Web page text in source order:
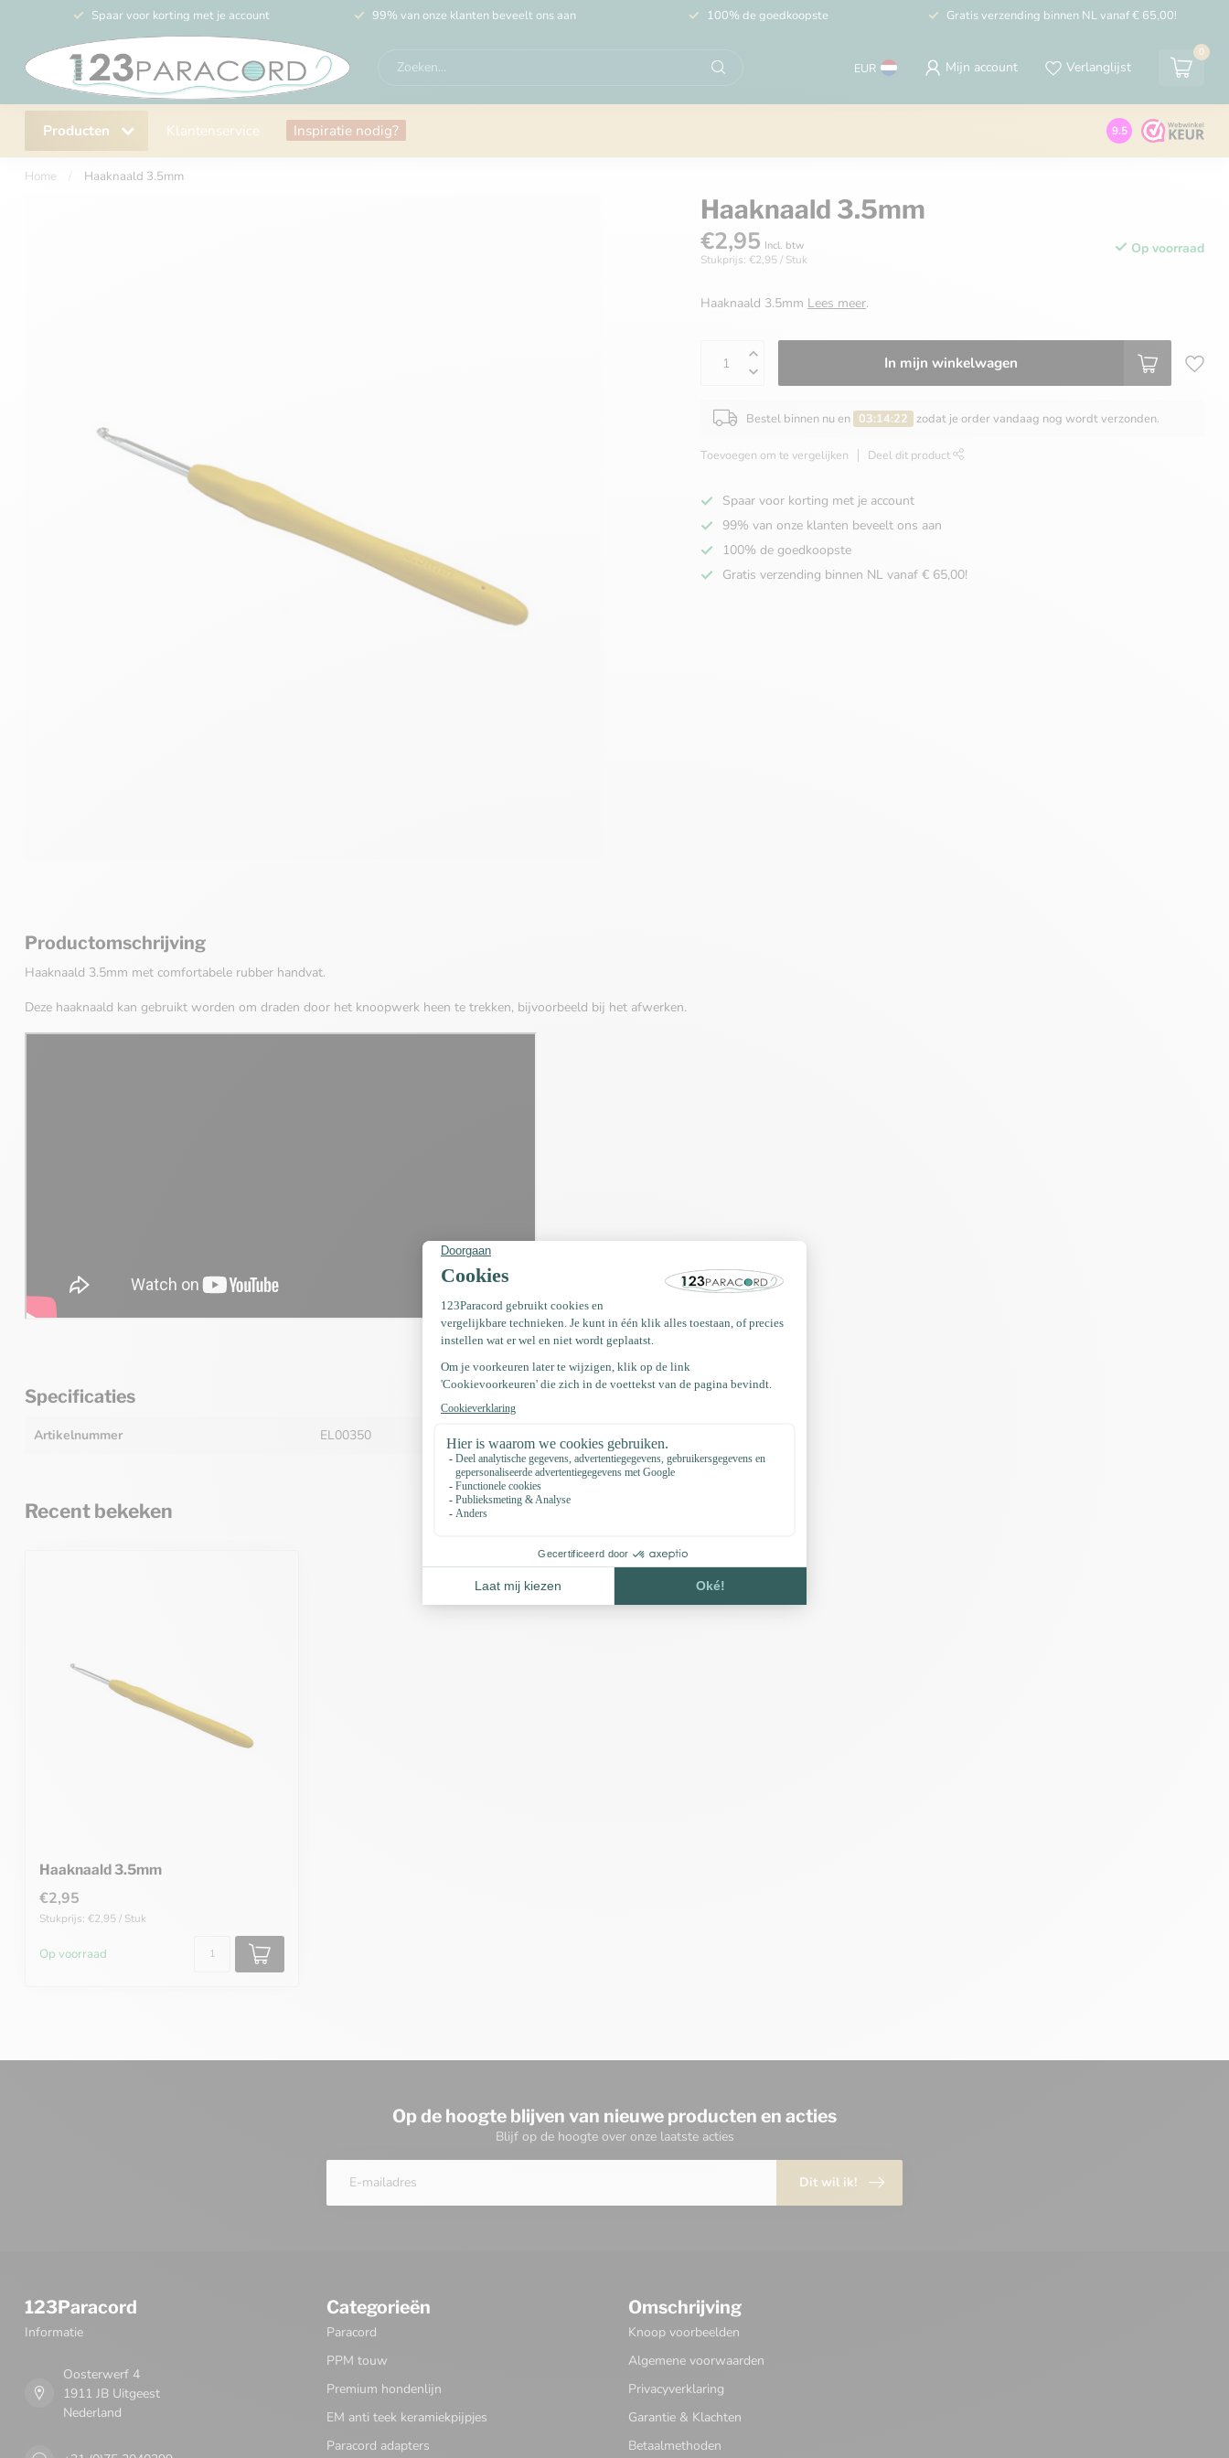
Spaar voor korting met je account 99% van onze klanten beveelt ons aan 100% de goedkoopste Gratis verzending binnen NL vanaf € 65,00!
EUR Mijn account Verlanglijst
0
Producten Klantenservice Inspiratie nodig? 9.5
Home Haaknaald 3.5mm
Haaknaald 3.5mm
€2,95 Incl. btw
Stukprijs: €2,95 / Stuk
Op voorraad
Haaknaald 3.5mm Lees meer.
In mijn winkelwagen
Bestel binnen nu en 03:14:22 zodat je order vandaag nog wordt verzonden.
Toevoegen om te vergelijken Deel dit product
Spaar voor korting met je account
99% van onze klanten beveelt ons aan
100% de goedkoopste
Gratis verzending binnen NL vanaf € 65,00!
Productomschrijving
Haaknaald 3.5mm met comfortabele rubber handvat.
Deze haaknaald kan gebruikt worden om draden door het knoopwerk heen te trekken, bijvoorbeeld bij het afwerken.
Specificaties
Artikelnummer EL00350
Recent bekeken
Haaknaald 3.5mm
€2,95
Stukprijs: €2,95 / Stuk
Op voorraad
Op de hoogte blijven van nieuwe producten en acties
Blijf op de hoogte over onze laatste acties
Dit wil ik!
123Paracord
Informatie
Oosterwerf 4
1911 JB Uitgeest
Nederland
Categorieën
Paracord
PPM touw
Premium hondenlijn
EM anti teek keramiekpijpjes
Paracord adapters
Omschrijving
Knoop voorbeelden
Algemene voorwaarden
Privacyverklaring
Garantie & Klachten
Betaalmethoden